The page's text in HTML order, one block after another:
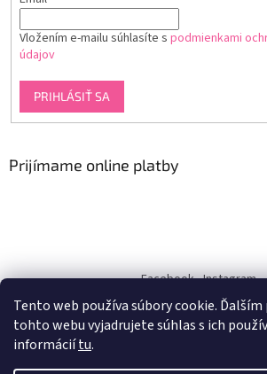
Tento web používa súbory cookie.
tohto webu vyjadrujete súhlas s ich
informáciítu.
Vložením e-mailu súhlasíte s podmienkami
údajov
PRIHLÁSIŤ SA
Prijímame online platby
Facebook Instagram
dukra-white